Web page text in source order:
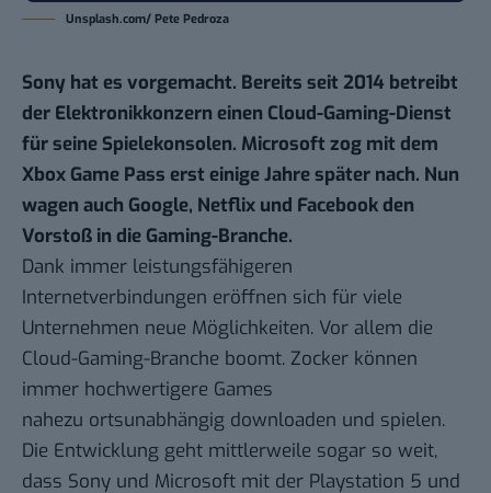
Unsplash.com/ Pete Pedroza
Sony hat es vorgemacht. Bereits seit 2014 betreibt
der Elektronikkonzern einen Cloud-Gaming-Dienst
für seine Spielekonsolen. Microsoft zog mit dem
Xbox Game Pass erst einige Jahre später nach. Nun
wagen auch Google, Netflix und Facebook den
Vorstoß in die Gaming-Branche.
Dank immer leistungsfähigeren
Internetverbindungen eröffnen sich für viele
Unternehmen neue Möglichkeiten. Vor allem die
Cloud-Gaming-Branche boomt. Zocker können
immer hochwertigere Games
nahezu ortsunabhängig downloaden und spielen.
Die Entwicklung geht mittlerweile sogar so weit,
dass Sony und Microsoft mit der Playstation 5 und